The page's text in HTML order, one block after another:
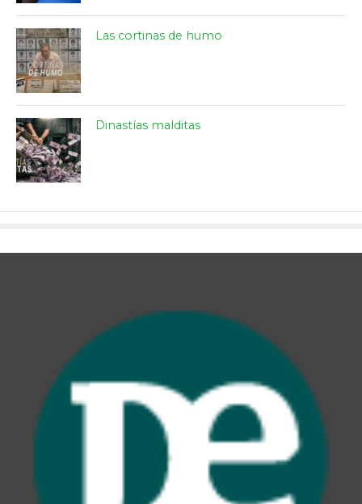
Las cortinas de humo
Dinastías malditas